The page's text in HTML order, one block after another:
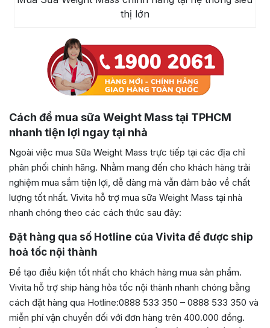
thị lớn
Cách để mua sữa Weight Mass tại TPHCM
nhanh tiện lợi ngay tại nhà
Ngoài việc mua Sữa Weight Mass trực tiếp tại các địa chỉ
phân phối chính hãng. Nhằm mang đến cho khách hàng trải
nghiệm mua sắm tiện lợi, dễ dàng mà vẫn đảm bảo về chất
lượng tốt nhất. Vivita hỗ trợ mua sữa Weight Mass tại nhà
nhanh chóng theo các cách thức sau đây:
Đặt hàng qua số Hotline của Vivita để được ship
hoả tốc nội thành
Để tạo điều kiện tốt nhất cho khách hàng mua sản phẩm.
Vivita hỗ trợ ship hàng hỏa tốc nội thành nhanh chóng bằng
cách đặt hàng qua Hotline:0888 533 350 – 0888 533 350 và
miễn phí vận chuyển đối với đơn hàng trên 400.000 đồng.